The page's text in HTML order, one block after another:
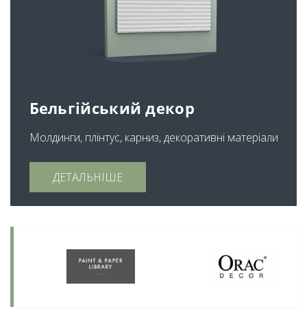
Бельгійський декор
Молдинги, плінтус, карниз, декоративні матеріали
ДЕТАЛЬНІШЕ